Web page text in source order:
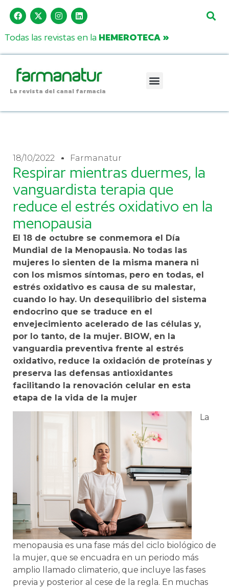
Todas las revistas en la HEMEROTECA »
La revista del canal farmacia
18/10/2022 Farmanatur
Respirar mientras duermes, la
vanguardista terapia que
reduce el estrés oxidativo en la
menopausia
El 18 de octubre se conmemora el Día
Mundial de la Menopausia. No todas las
mujeres lo sienten de la misma manera ni
con los mismos síntomas, pero en todas, el
estrés oxidativo es causa de su malestar,
cuando lo hay. Un desequilibrio del sistema
endocrino que se traduce en el
envejecimiento acelerado de las células y,
por lo tanto, de la mujer. BIOW, en la
vanguardia preventiva frente al estrés
oxidativo, reduce la oxidación de proteínas y
preserva las defensas antioxidantes
facilitando la renovación celular en esta
etapa de la vida de la mujer
La
menopausia es una fase más del ciclo biológico de
la mujer, que se encuadra en un periodo más
amplio llamado climaterio, que incluye las fases
previa y posterior al cese de la regla. En muchas